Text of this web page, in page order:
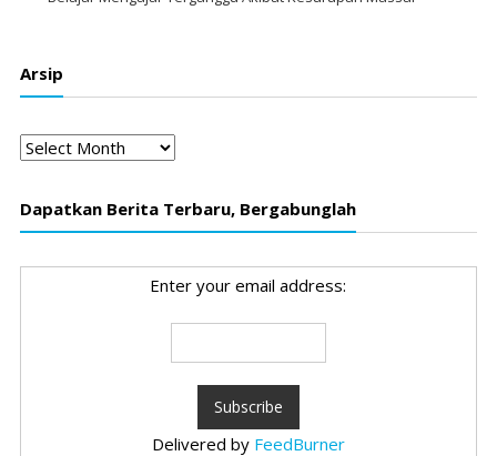
Arsip
Arsip
Dapatkan Berita Terbaru, Bergabunglah
Enter your email address:
Delivered by FeedBurner